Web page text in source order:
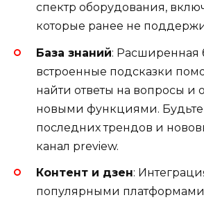
спектр оборудования,
которые ранее не
База знаний: Расширенная
встроенные подсказки
найти ответы на вопросы и
новыми функциями. Будьте
последних трендов и
канал preview.
Контент и дзен:
популярными платформами